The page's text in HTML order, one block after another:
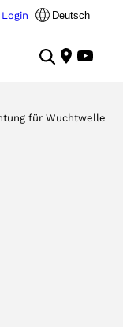
Deutsch
für Wuchtwelle